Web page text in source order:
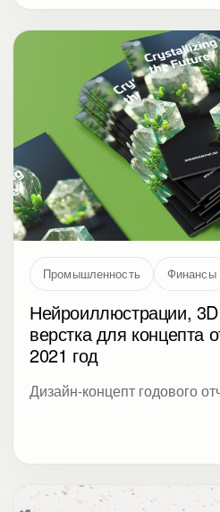
Промышленность Финансы
Нейроиллюстрации,
верстка для концепта
2021 год